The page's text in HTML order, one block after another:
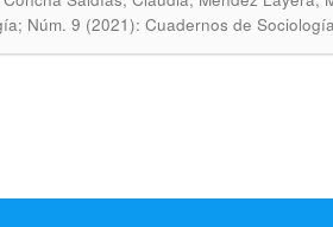
Núm. 9 (2021): Cuadernos de